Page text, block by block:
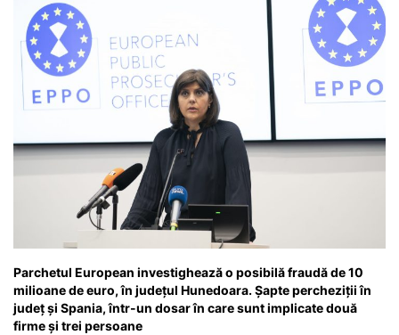
Parchetul European investighează o posibilă fraudă de 10
milioane de euro, în județul Hunedoara. Șapte percheziții în
județ și Spania, într-un dosar în care sunt implicate două
firme și trei persoane